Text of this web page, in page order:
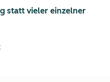
statt vieler einzelner